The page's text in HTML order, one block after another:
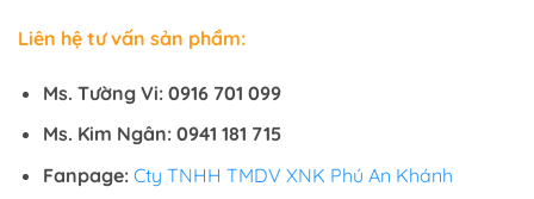
Liên hệ tư vấn sản phẩm:
Ms. Tường Vi: 0916 701 099
Ms. Kim Ngân: 0941 181 715
Fanpage: Cty TNHH TMDV XNK Phú An Khánh